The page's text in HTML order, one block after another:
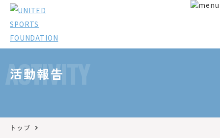
ACTIVITY
活動報告
トップ